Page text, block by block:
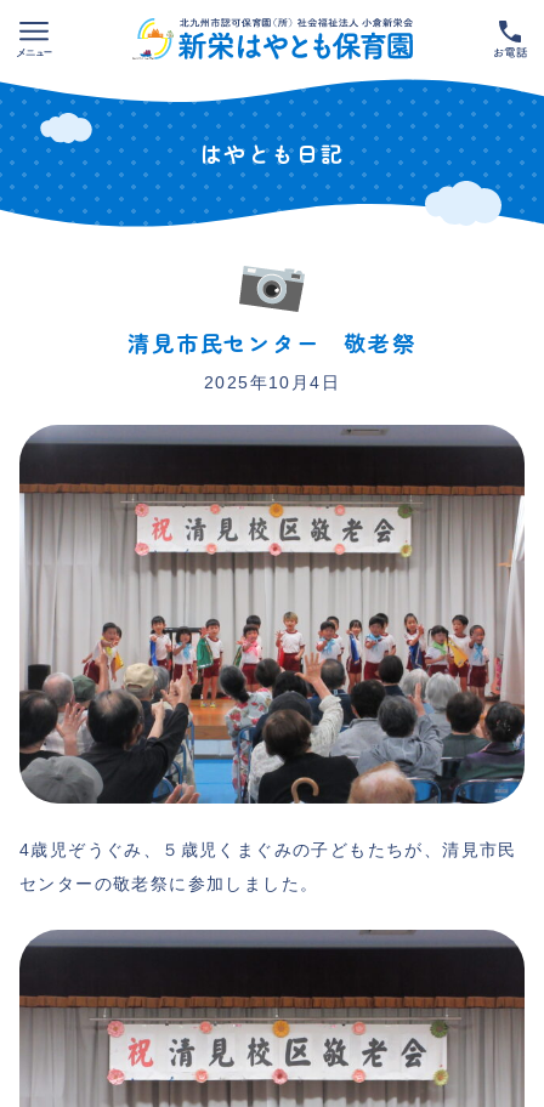
content
はやとも日記
清見市民センター 敬老祭
2025年10月4日
4歳児ぞうぐみ、５歳児くまぐみの子どもたちが、清見市民
センターの敬老祭に参加しました。